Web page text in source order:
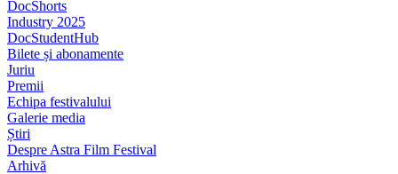
DocShorts
Industry 2025
DocStudentHub
Bilete și abonamente
Juriu
Premii
Echipa festivalului
Galerie media
Știri
Despre Astra Film Festival
Arhivă